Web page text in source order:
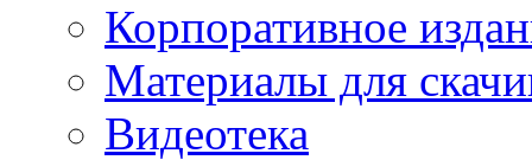
Корпоративное
Материалы для
Видеотека